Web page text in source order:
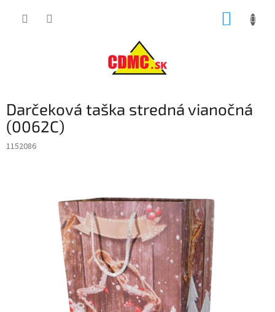
Darčeková taška stredná vianočná
(0062C)
1152086